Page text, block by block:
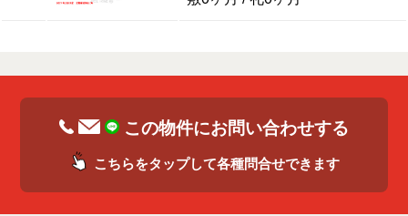
この物件にお問い合わせする
こちらをタップして各種問合せできます